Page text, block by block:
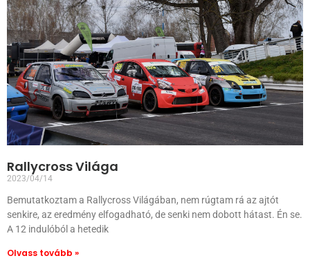
Rallycross Világa
2023/04/14
Bemutatkoztam a Rallycross Világában, nem rúgtam rá az ajtót
senkire, az eredmény elfogadható, de senki nem dobott hátast. Én se.
A 12 indulóból a hetedik
Olvass tovább »